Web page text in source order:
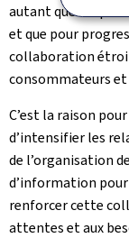
autant que les
et que pour
collaboration
consommateurs et
C’est la raison
d’intensifier les
de l’organisation
d’information pour
renforcer cette
attentes et aux